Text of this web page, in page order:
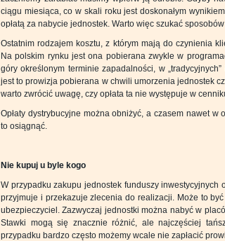
ciągu miesiąca, co w skali roku jest doskonałym
opłatą za nabycie jednostek. Warto więc szukać
Ostatnim rodzajem kosztu, z którym mają do czynienia
Na polskim rynku jest ona pobierana zwykle w
góry określonym terminie zapadalności, w
jest to prowizja pobierana w chwili umorzenia jednostek
warto zwrócić uwagę, czy opłata ta nie występuje w
Opłaty dystrybucyjne można obniżyć, a czasem nawet
to osiągnąć.
Nie kupuj u byle kogo
W przypadku zakupu jednostek funduszy inwestycyjnych
przyjmuje i przekazuje zlecenia do realizacji. Może to
ubezpieczyciel. Zazwyczaj jednostki można nabyć w
Stawki mogą się znacznie różnić, ale najczęściej
przypadku bardzo często możemy wcale nie zapłacić